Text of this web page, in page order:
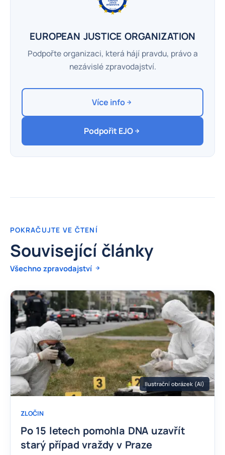
EUROPEAN JUSTICE ORGANIZATION
Podpořte organizaci, která hájí pravdu, právo a
nezávislé zpravodajství.
Více info
Podpořit EJO
POKRAČUJTE VE ČTENÍ
Související články
Všechno zpravodajství
Ilustrační obrázek (AI)
ZLOČIN
Po 15 letech pomohla DNA uzavřít
starý případ vraždy v Praze